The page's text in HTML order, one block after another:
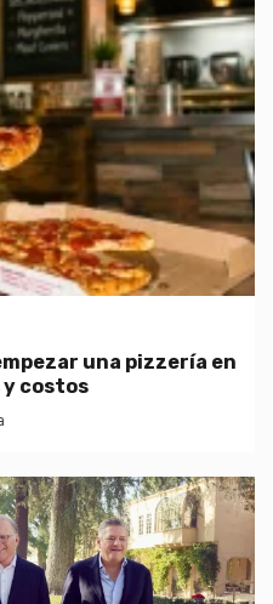
una pizzería en
y costos